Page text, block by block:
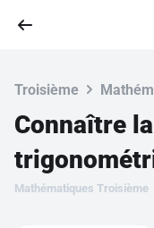
Parcourir
Troisième
Connaître
Mathématiques Troisième